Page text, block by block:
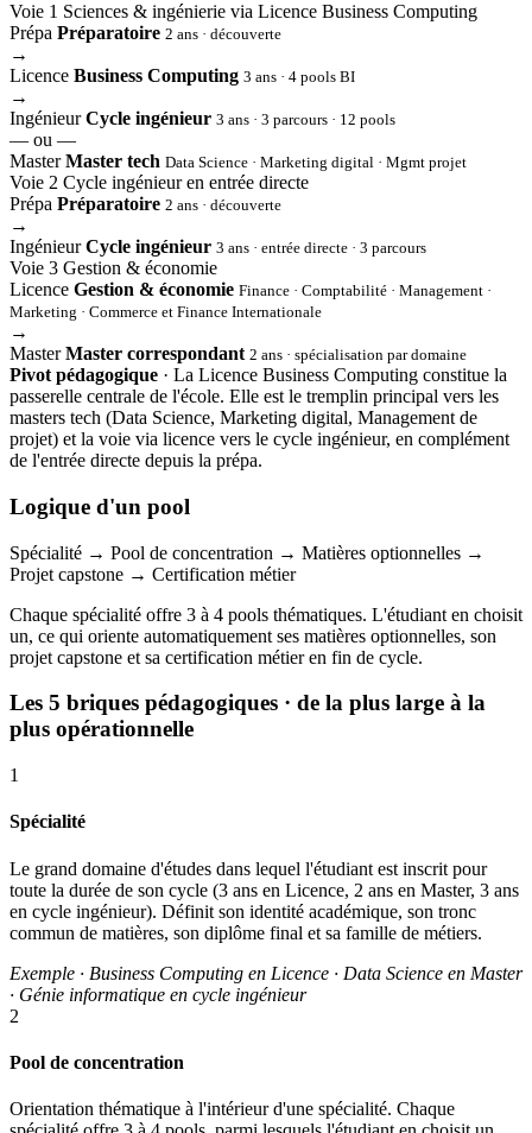
Voie 1 Sciences & ingénierie via Licence Business Computing
Prépa Préparatoire 2 ans · découverte
→
Licence Business Computing 3 ans · 4 pools BI
→
Ingénieur Cycle ingénieur 3 ans · 3 parcours · 12 pools
— ou —
Master Master tech Data Science · Marketing digital · Mgmt projet
Voie 2 Cycle ingénieur en entrée directe
Prépa Préparatoire 2 ans · découverte
→
Ingénieur Cycle ingénieur 3 ans · entrée directe · 3 parcours
Voie 3 Gestion & économie
Licence Gestion & économie Finance · Comptabilité · Management ·
Marketing · Commerce et Finance Internationale
→
Master Master correspondant 2 ans · spécialisation par domaine
Pivot pédagogique · La Licence Business Computing constitue la
passerelle centrale de l'école. Elle est le tremplin principal vers les
masters tech (Data Science, Marketing digital, Management de
projet) et la voie via licence vers le cycle ingénieur, en complément
de l'entrée directe depuis la prépa.
Logique d'un pool
Spécialité → Pool de concentration → Matières optionnelles →
Projet capstone → Certification métier
Chaque spécialité offre 3 à 4 pools thématiques. L'étudiant en choisit
un, ce qui oriente automatiquement ses matières optionnelles, son
projet capstone et sa certification métier en fin de cycle.
Les 5 briques pédagogiques · de la plus large à la
plus opérationnelle
1
Spécialité
Le grand domaine d'études dans lequel l'étudiant est inscrit pour
toute la durée de son cycle (3 ans en Licence, 2 ans en Master, 3 ans
en cycle ingénieur). Définit son identité académique, son tronc
commun de matières, son diplôme final et sa famille de métiers.
Exemple · Business Computing en Licence · Data Science en Master
· Génie informatique en cycle ingénieur
2
Pool de concentration
Orientation thématique à l'intérieur d'une spécialité. Chaque